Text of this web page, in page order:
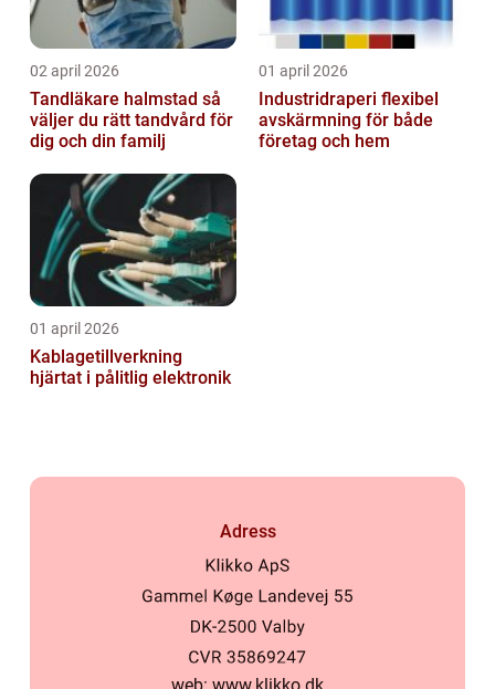
02 april 2026
Tandläkare halmstad så
väljer du rätt tandvård för
dig och din familj
01 april 2026
Industridraperi flexibel
avskärmning för både
företag och hem
01 april 2026
Kablagetillverkning
hjärtat i pålitlig elektronik
Adress